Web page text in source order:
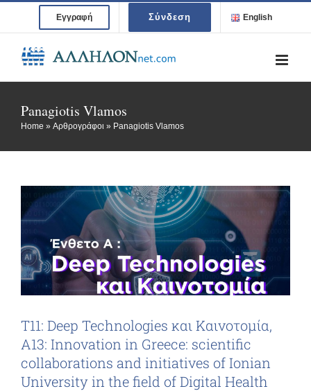
content
Εγγραφή Σύνδεση English
Panagiotis Vlamos
Home » Αρθρογράφοι » Panagiotis Vlamos
Τ11: Deep Technologies και Καινοτομία,
Α13: Innovation in Greece: scientific
collaborations and initiatives of Ionian
University in the field of Digital Health